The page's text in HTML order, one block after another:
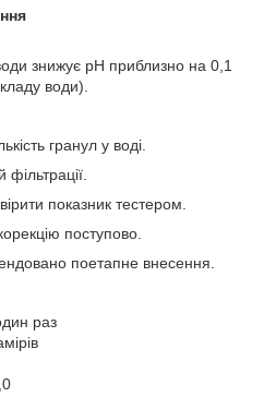
знижує pH приблизно на 0,1
води).
гранул у воді.
показник тестером.
поступово.
поетапне внесення.
раз